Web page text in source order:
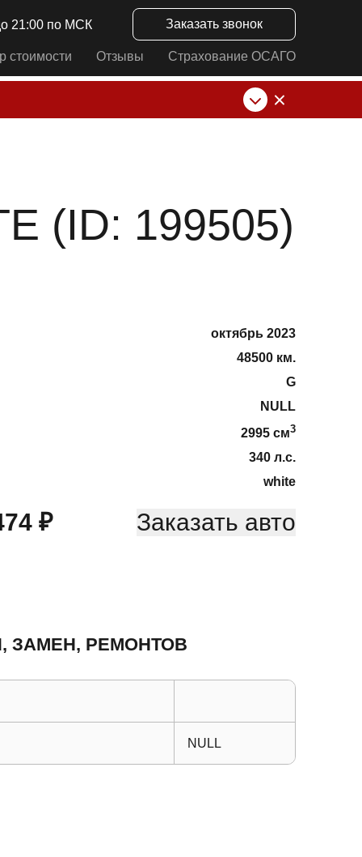
21:00 по МСК Заказать звонок
стоимости Отзывы Страхование ОСАГО
(ID: 199505)
октябрь 2023
48500 км.
G
NULL
2995 cм3
340 л.с.
white
₽ Заказать авто
ЗАМЕН, РЕМОНТОВ
NULL